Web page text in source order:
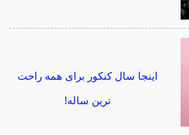
اینجا سال کنکور برای همه راحت
ترین ساله!